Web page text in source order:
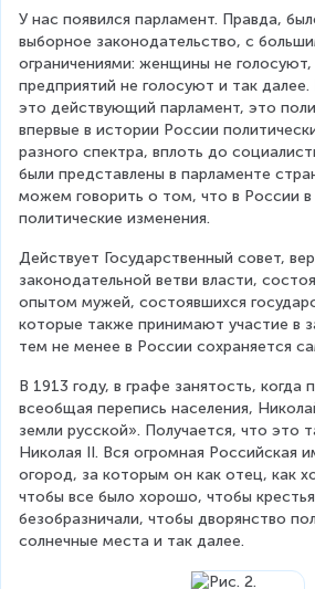
У нас появился парламент. Правда,
выборное законодательство, с
ограничениями: женщины не
предприятий не голосуют и так
это действующий парламент, это
впервые в истории России
разного спектра, вплоть до
были представлены в парламенте
можем говорить о том, что в России
политические изменения.
Действует Государственный совет,
законодательной ветви власти,
опытом мужей, состоявшихся
которые также принимают участие в
тем не менее в России сохраняется
В 1913 году, в графе занятость, когда
всеобщая перепись населения,
земли русской». Получается, что это
Николая II. Вся огромная Российская
огород, за которым он как отец, как
чтобы все было хорошо, чтобы
безобразничали, чтобы дворянство
солнечные места и так далее.